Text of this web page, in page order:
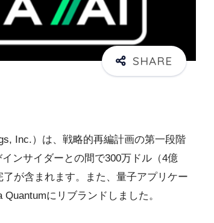
Inc.）は、戦略的再編計画の第一段階
ンサイダーとの間で300万ドル（4億
が含まれます。また、量子アプリケー
にリブランドしました。